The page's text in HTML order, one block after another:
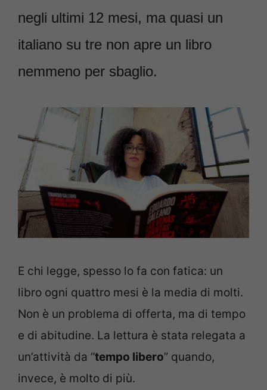
negli ultimi 12 mesi, ma quasi un
italiano su tre non apre un libro
nemmeno per sbaglio.
E chi legge, spesso lo fa con fatica: un
libro ogni quattro mesi è la media di molti.
Non è un problema di offerta, ma di tempo
e di abitudine. La lettura è stata relegata a
un’attività da “tempo libero” quando,
invece, è molto di più.